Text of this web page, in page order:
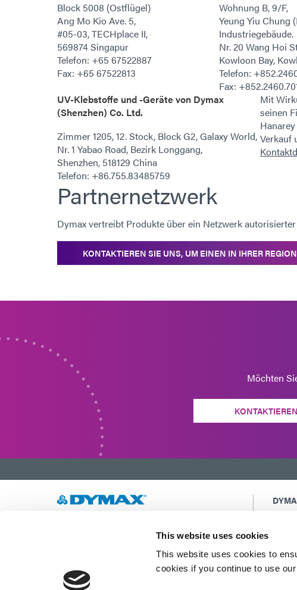
This website uses cookies
This website uses cookies to
cookies if you continue to use
Block 5008 (Ostflügel)
Ang Mo Kio Ave. 5,
#05-03, TECHplace II,
569874 Singapur
Telefon: +65 67522887
Fax: +65 67522813
Wohnung B, 9/F,
Yeung Yiu Chung
Industriegebäude.
Nr. 20 Wang Hoi
Kowloon Bay,
Telefon:
Fax:
UV-Klebstoffe und -Geräte von Dymax
(Shenzhen) Co. Ltd.
Zimmer 1205, 12. Stock, Block G2, Galaxy World,
Nr. 1 Yabao Road, Bezirk Longgang,
Shenzhen, 518129 China
Telefon: +86.755.83485759
Mit
seinen
Verkauf
Partnernetzwerk
Dymax vertreibt Produkte über ein Netzwerk
KONTAKTIEREN SIE UNS, UM EINEN IN IHRER
Möchten
Wir entwickeln innovative, schnell härtende und
lichthärtende Materialien, Dosiergeräte und
UV-/LED-Lichthärtungssysteme, um die
Fertigungseffizienz drastisch zu verbessern.